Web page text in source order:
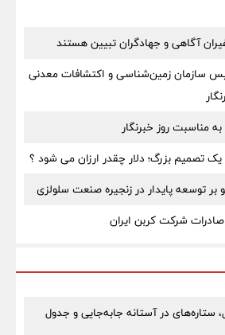
آگاهی و جهادگران تبیین هستند
سازمان زمین‌شناسی و اکتشافات معدنی
مناسبت روز خبرنگار
یک تصمیم بزرگ؛ دلار چقدر ارزان می شود ؟
بر توسعه پایدار در زنجیره صنعت سلولزی
ستاره‌های در آستانه جابه‌جایی و جدول